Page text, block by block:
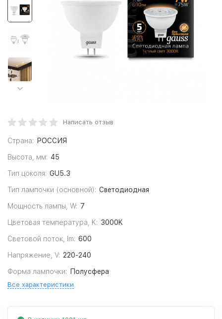
Написать отзыв
Страна: РОССИЯ
Высота, мм: 45
Тип цоколя: GU5.3
Тип лампочки (основной): Светодиодная
Мощность лампы, W: 7
Цветовая температура, K: 3000K
Световой поток, lm: 600
Напряжение, V: 220-240
Форма лампочки: Полусфера
Все характеристики